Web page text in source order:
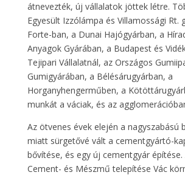
átnevezték, új vállalatok jöttek létre.
Egyesült Izzólámpa és Villamossági Rt.
Forte-ban, a Dunai Hajógyárban, a
Anyagok Gyárában, a Budapest és
Tejipari Vállalatnál, az Országos
Gumigyárában, a Bélésárugyárban, a
Horganyhengerműben, a
munkát a váciak, és az
Az ötvenes évek elején a nagyszabású
miatt sürgetővé vált a cementgyártó-
bővítése, és egy új cementgyár építése.
Cement- és Mészmű telepítése Vác